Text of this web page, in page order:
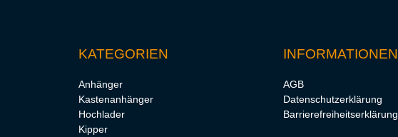
KATEGORIEN
Anhänger
Kastenanhänger
Hochlader
Kipper
INFORMATIONEN
AGB
Datenschutzerklärung
Barrierefreiheitserklärung